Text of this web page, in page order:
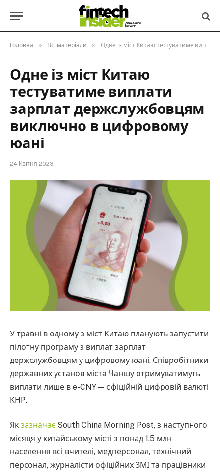
Головна » Всі матеріали » Одне із міст Китаю тестуватиме виплати зарплат держслужбовцям виключно в цифровому юані
Одне із міст Китаю
тестуватиме виплати
зарплат держслужбовцям
виключно в цифровому
юані
24 Квітня 2023
У травні в одному з міст Китаю планують запустити
пілотну програму з виплат зарплат
держслужбовцям у цифровому юані. Співробітники
державних установ міста Чаншу отримуватимуть
виплати лише в e-CNY — офіційній цифровій валюті
КНР.
Як зазначає South China Morning Post, з наступного
місяця у китайському місті з понад 1,5 млн
населення всі вчителі, медперсонал, технічний
персонал, журналісти офіційних ЗМІ та працівники